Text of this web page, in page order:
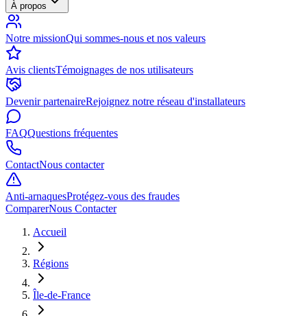
À propos
Notre missionQui sommes-nous et nos valeurs
Avis clientsTémoignages de nos utilisateurs
Devenir partenaireRejoignez notre réseau d'installateurs
FAQQuestions fréquentes
ContactNous contacter
Anti-arnaquesProtégez-vous des fraudes
ComparerNous Contacter
Accueil
Régions
Île-de-France